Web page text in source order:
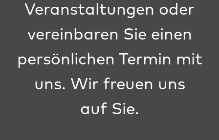
Veranstaltungen oder
vereinbaren Sie einen
persönlichen Termin mit
uns. Wir freuen uns
auf Sie.